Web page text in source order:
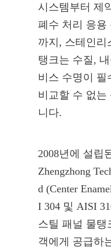
시스템부터 제
폐수 처리 응용
까지, 스테인리
탱크는 수질,
비스 수명이 필
비교할 수 없는
니다.
2008년에 설립
Zhengzhong
d (Center
I 304 및 AISI
스틸 패널 물탱
객에게 공급하